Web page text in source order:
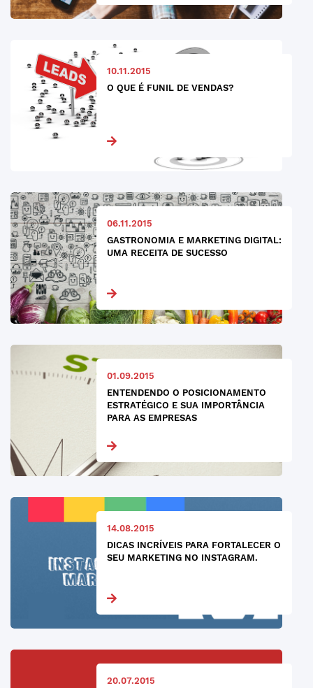
10.11.2015
O QUE É FUNIL DE VENDAS?
06.11.2015
GASTRONOMIA E MARKETING DIGITAL:
UMA RECEITA DE SUCESSO
01.09.2015
ENTENDENDO O POSICIONAMENTO
ESTRATÉGICO E SUA IMPORTÂNCIA
PARA AS EMPRESAS
14.08.2015
DICAS INCRÍVEIS PARA FORTALECER O
SEU MARKETING NO INSTAGRAM.
20.07.2015